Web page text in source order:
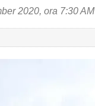
2020, ora 7:30 AM